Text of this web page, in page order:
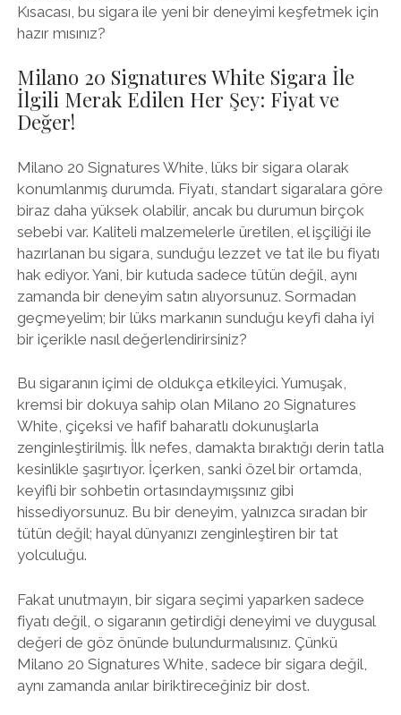
Kısacası, bu sigara ile yeni bir deneyimi keşfetmek için
hazır mısınız?
Milano 20 Signatures White Sigara İle
İlgili Merak Edilen Her Şey: Fiyat ve
Değer!
Milano 20 Signatures White, lüks bir sigara olarak
konumlanmış durumda. Fiyatı, standart sigaralara göre
biraz daha yüksek olabilir, ancak bu durumun birçok
sebebi var. Kaliteli malzemelerle üretilen, el işçiliği ile
hazırlanan bu sigara, sunduğu lezzet ve tat ile bu fiyatı
hak ediyor. Yani, bir kutuda sadece tütün değil, aynı
zamanda bir deneyim satın alıyorsunuz. Sormadan
geçmeyelim; bir lüks markanın sunduğu keyfi daha iyi
bir içerikle nasıl değerlendirirsiniz?
Bu sigaranın içimi de oldukça etkileyici. Yumuşak,
kremsi bir dokuya sahip olan Milano 20 Signatures
White, çiçeksi ve hafif baharatlı dokunuşlarla
zenginleştirilmiş. İlk nefes, damakta bıraktığı derin tatla
kesinlikle şaşırtıyor. İçerken, sanki özel bir ortamda,
keyifli bir sohbetin ortasındaymışsınız gibi
hissediyorsunuz. Bu bir deneyim, yalnızca sıradan bir
tütün değil; hayal dünyanızı zenginleştiren bir tat
yolculuğu.
Fakat unutmayın, bir sigara seçimi yaparken sadece
fiyatı değil, o sigaranın getirdiği deneyimi ve duygusal
değeri de göz önünde bulundurmalısınız. Çünkü
Milano 20 Signatures White, sadece bir sigara değil,
aynı zamanda anılar biriktireceğiniz bir dost.